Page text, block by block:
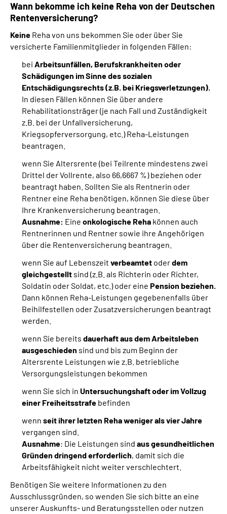
Wann bekomme ich keine Reha von der Deutschen
Rentenversicherung?
Keine Reha von uns bekommen Sie oder über Sie
versicherte Familienmitglieder in folgenden Fällen:
bei Arbeitsunfällen, Berufskrankheiten oder
Schädigungen im Sinne des sozialen
Entschädigungsrechts (z.B. bei Kriegsverletzungen).
In diesen Fällen können Sie über andere
Rehabilitationsträger (je nach Fall und Zuständigkeit
z.B. bei der Unfallversicherung,
Kriegsopferversorgung, etc.) Reha-Leistungen
beantragen.
wenn Sie Altersrente (bei Teilrente mindestens zwei
Drittel der Vollrente, also 66,6667 %) beziehen oder
beantragt haben. Sollten Sie als Rentnerin oder
Rentner eine Reha benötigen, können Sie diese über
Ihre Krankenversicherung beantragen.
Ausnahme: Eine onkologische Reha können auch
Rentnerinnen und Rentner sowie ihre Angehörigen
über die Rentenversicherung beantragen.
wenn Sie auf Lebenszeit verbeamtet oderdem
gleichgestellt sind (z.B. als Richterin oder Richter,
Soldatin oder Soldat, etc.) oder eine Pension beziehen.
Dann können Reha-Leistungen gegebenenfalls über
Beihilfestellen oder Zusatzversicherungen beantragt
werden.
wenn Sie bereits dauerhaft aus dem Arbeitsleben
ausgeschieden sind und bis zum Beginn der
Altersrente Leistungen wie z.B. betriebliche
Versorgungsleistungen bekommen
wenn Sie sich in Untersuchungshaft oder im Vollzug
einer Freiheitsstrafe befinden
wenn seit ihrer letzten Reha weniger als vier Jahre
vergangen sind.
Ausnahme: Die Leistungen sind aus gesundheitlichen
Gründen dringend erforderlich, damit sich die
Arbeitsfähigkeit nicht weiter verschlechtert.
Benötigen Sie weitere Informationen zu den
Ausschlussgründen, so wenden Sie sich bitte an eine
unserer Auskunfts- und Beratungsstellen oder nutzen